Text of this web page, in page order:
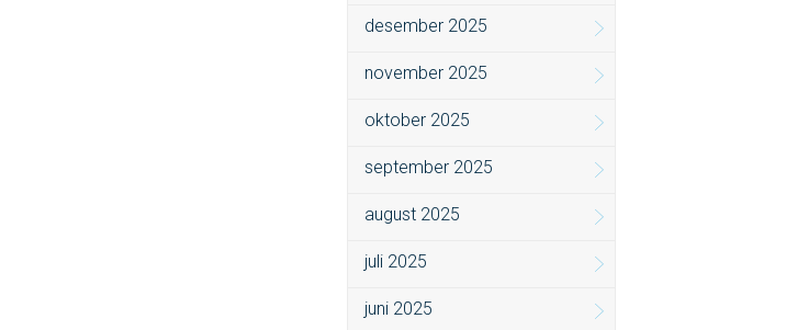
desember 2025
november 2025
oktober 2025
september 2025
august 2025
juli 2025
juni 2025